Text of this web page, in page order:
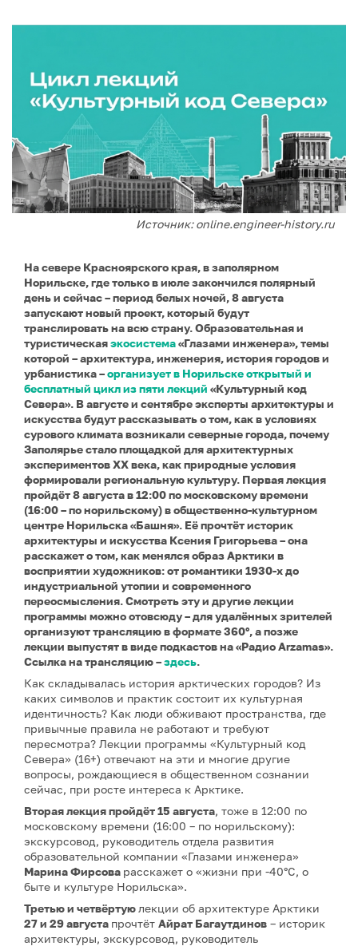
Источник: online.engineer-history.ru
На севере Красноярского края, в заполярном
Норильске, где только в июле закончился полярный
день и сейчас – период белых ночей, 8 августа
запускают новый проект, который будут
транслировать на всю страну. Образовательная и
туристическаяэкосистема«Глазами инженера», темы
которой – архитектура, инженерия, история городов и
урбанистика –организует в Норильске открытый и
бесплатный цикл из пяти лекций «Культурный код
Севера». В августе и сентябре эксперты архитектуры и
искусства будут рассказывать о том, как в условиях
сурового климата возникали северные города, почему
Заполярье стало площадкой для архитектурных
экспериментов XX века, как природные условия
формировали региональную культуру. Первая лекция
пройдёт 8 августа в 12:00 по московскому времени
(16:00 – по норильскому) в общественно-культурном
центре Норильска «Башня». Её прочтёт историк
архитектуры и искусства Ксения Григорьева – она
расскажет о том, как менялся образ Арктики в
восприятии художников: от романтики 1930-х до
индустриальной утопии и современного
переосмысления. Смотреть эту и другие лекции
программы можно отовсюду – для удалённых зрителей
организуют трансляцию в формате 360°, а позже
лекции выпустят в виде подкастов на «Радио Arzamas».
Ссылка на трансляцию –здесь.
Как складывалась история арктических городов? Из
каких символов и практик состоит их культурная
идентичность? Как люди обживают пространства, где
привычные правила не работают и требуют
пересмотра? Лекции программы «Культурный код
Севера» (16+) отвечают на эти и многие другие
вопросы, рождающиеся в общественном сознании
сейчас, при росте интереса к Арктике.
Вторая лекцияпройдёт 15 августа, тоже в 12:00 по
московскому времени (16:00 – по норильскому):
экскурсовод, руководитель отдела развития
образовательной компании «Глазами инженера»
Марина Фирсова расскажет о «жизни при -40°C, о
быте и культуре Норильска».
Третью и четвёртуюлекции об архитектуре Арктики
27 и 29 августа прочтёт Айрат Багаутдинов – историк
архитектуры, экскурсовод, руководитель